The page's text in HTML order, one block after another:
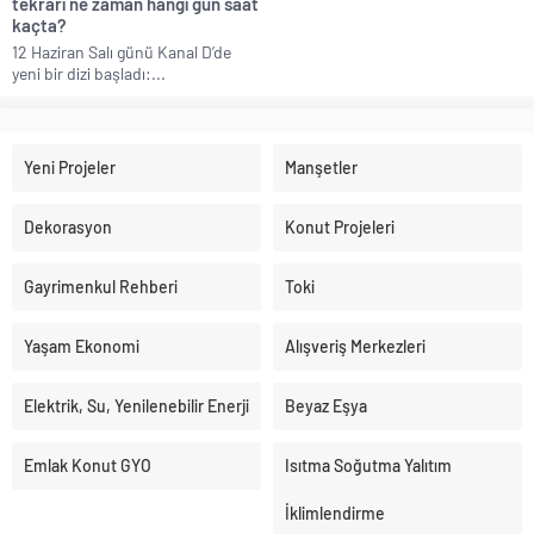
kaçta?
12 Haziran Salı günü Kanal D’de
yeni bir dizi başladı:...
Yeni Projeler Manşetler
Dekorasyon Konut Projeleri
Gayrimenkul Rehberi Toki
Yaşam Ekonomi Alışveriş Merkezleri
Elektrik, Su, Yenilenebilir Enerji Beyaz Eşya
Emlak Konut GYO Isıtma Soğutma Yalıtım
İklimlendirme